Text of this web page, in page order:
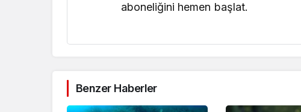
aboneliğini hemen başlat.
Benzer Haberler